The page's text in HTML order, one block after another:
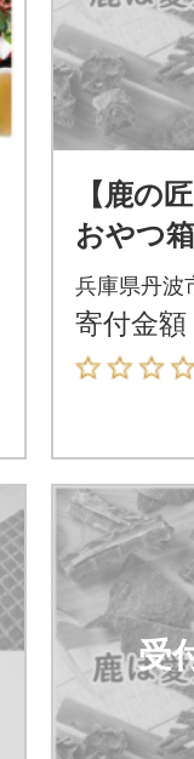
【鹿の
おや
犬・猫用
兵庫県丹波
寄付金額
受